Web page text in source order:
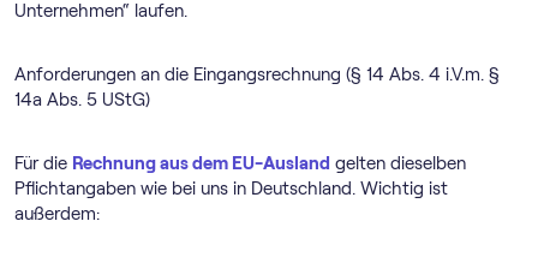
Unternehmen“ laufen.
Anforderungen an die Eingangsrechnung (§ 14 Abs. 4 i.V.m. §
14a Abs. 5 UStG)
Für die Rechnung aus dem EU-Ausland gelten dieselben
Pflichtangaben wie bei uns in Deutschland. Wichtig ist
außerdem: